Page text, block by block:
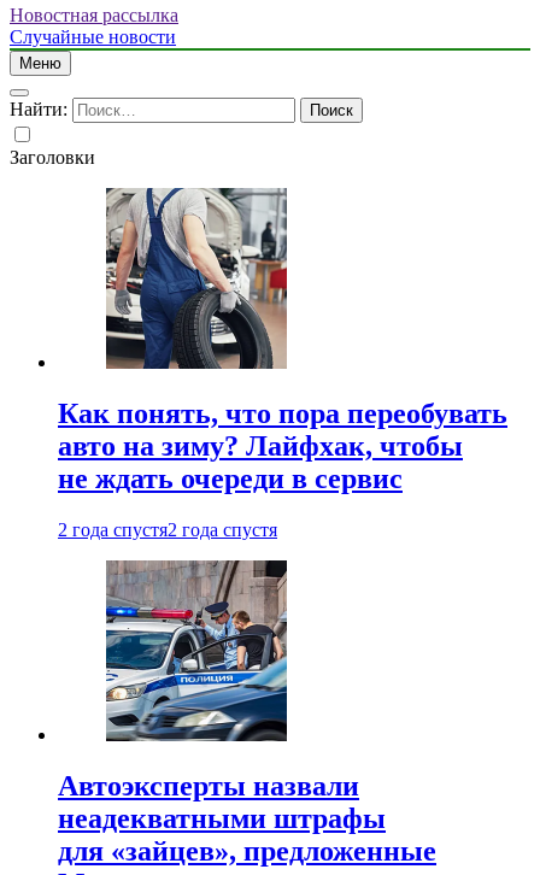
Новостная рассылка
Случайные новости
Меню
Найти:
Заголовки
Как понять, что пора переобувать
авто на зиму? Лайфхак, чтобы
не ждать очереди в сервис
2 года спустя2 года спустя
Автоэксперты назвали
неадекватными штрафы
для «зайцев», предложенные